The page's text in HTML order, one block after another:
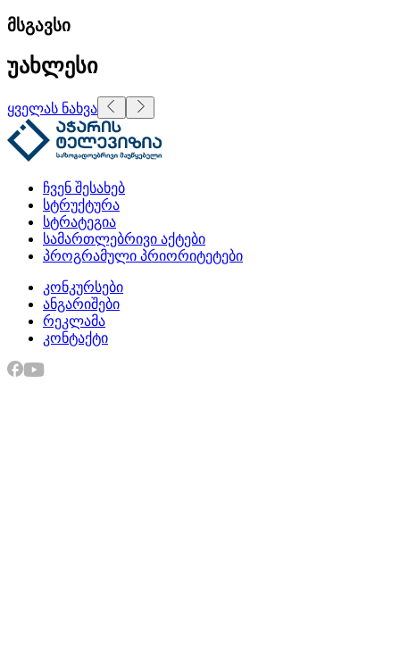
მსგავსი
უახლესი
ყველას ნახვა
ჩვენ შესახებ
სტრუქტურა
სტრატეგია
სამართლებრივი აქტები
პროგრამული პრიორიტეტები
კონკურსები
ანგარიშები
რეკლამა
კონტაქტი